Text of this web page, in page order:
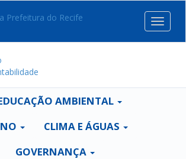
Toggle
AMBIENTAL
CLIMA E ÁGUAS
GOVERNANÇA